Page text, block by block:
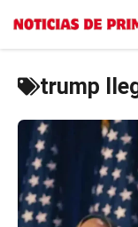
Saltar
trump